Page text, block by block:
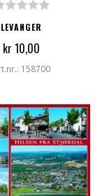
LEVANGER
kr 10,00
158700